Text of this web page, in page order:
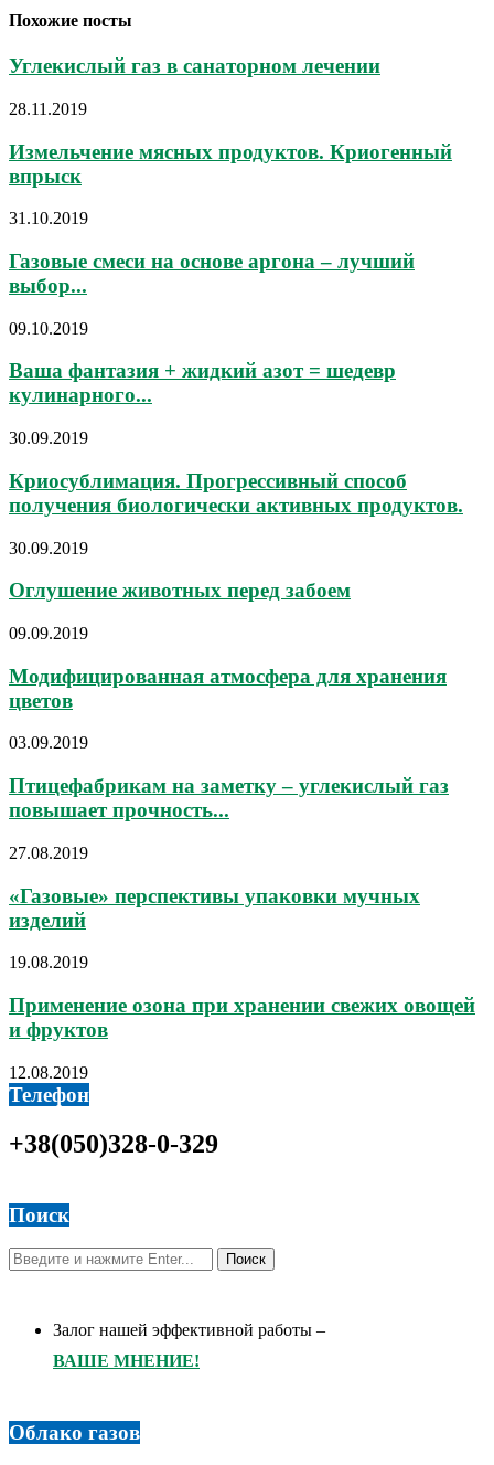
Похожие посты
Углекислый газ в санаторном лечении
28.11.2019
Измельчение мясных продуктов. Криогенный
впрыск
31.10.2019
Газовые смеси на основе аргона – лучший
выбор...
09.10.2019
Ваша фантазия + жидкий азот = шедевр
кулинарного...
30.09.2019
Криосублимация. Прогрессивный способ
получения биологически активных продуктов.
30.09.2019
Оглушение животных перед забоем
09.09.2019
Модифицированная атмосфера для хранения
цветов
03.09.2019
Птицефабрикам на заметку – углекислый газ
повышает прочность...
27.08.2019
«Газовые» перспективы упаковки мучных
изделий
19.08.2019
Применение озона при хранении свежих овощей
и фруктов
12.08.2019
Телефон
+38(050)328-0-329
Поиск
Залог нашей эффективной работы –
ВАШЕ МНЕНИЕ!
Облако газов